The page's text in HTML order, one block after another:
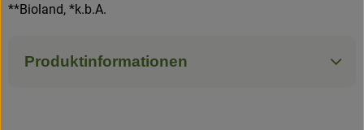
**Bioland, *k.b.A.
Produktinformationen